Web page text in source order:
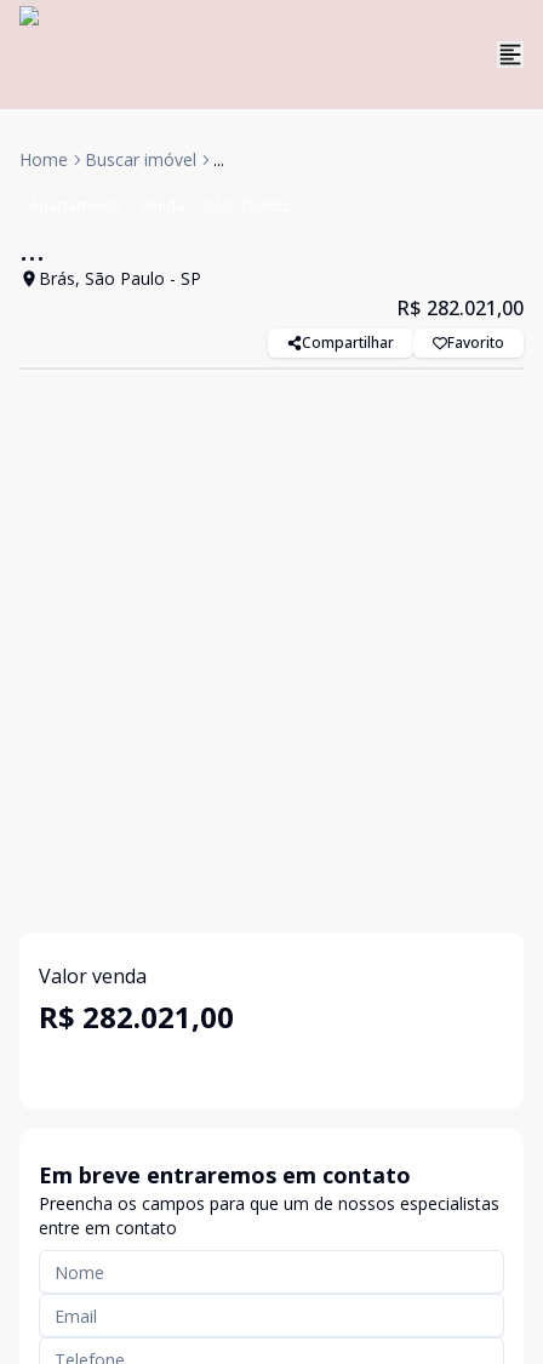
Home Buscar imóvel ...
...
Brás, São Paulo - SP
R$ 282.021,00
Compartilhar Favorito
Valor venda
R$ 282.021,00
Em breve entraremos em contato
Preencha os campos para que um de nossos especialistas
entre em contato